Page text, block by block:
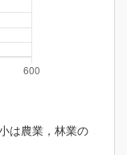
は農業，林業の